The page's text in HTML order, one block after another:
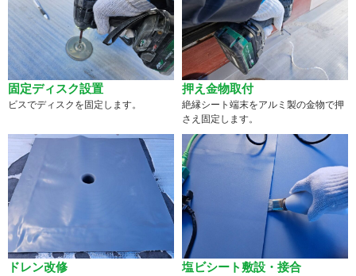
固定ディスク設置
ビスでディスクを固定します。
押え金物取付
絶縁シート端末をアルミ製の金物で押
さえ固定します。
ドレン改修 塩ビシート敷設・接合